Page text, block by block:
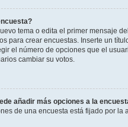
tema o edita el primer mensaje
para crear encuestas. Inserte un
el número de opciones que el
cambiar su votos.
añadir más opciones a la
de una encuesta está fijado por